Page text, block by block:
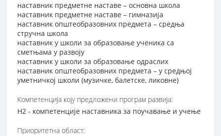
наставник предметне наставе – основна школа
наставник предметне наставе – гимназија
наставник општеобразовних предмета – средња
стручна школа
наставник у школи за образовање ученика са
сметњама у развоју
наставник у школи за образовање одраслих
наставник општеобразовних предмета – у средњој
уметничкој школи (музичке, балетске, ликовне)
Компетенција коју предложени програм развија:
Н2 - компетенције наставника за поучавање и учење
Приоритетна област: